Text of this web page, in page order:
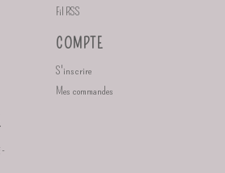
Fil RSS
COMPTE
S'inscrire
Mes commandes
-